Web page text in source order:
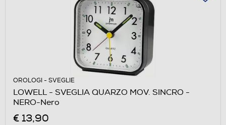
OROLOGI - SVEGLIE
LOWELL - SVEGLIA QUARZO MOV. SINCRO -
NERO-Nero
€ 13,90